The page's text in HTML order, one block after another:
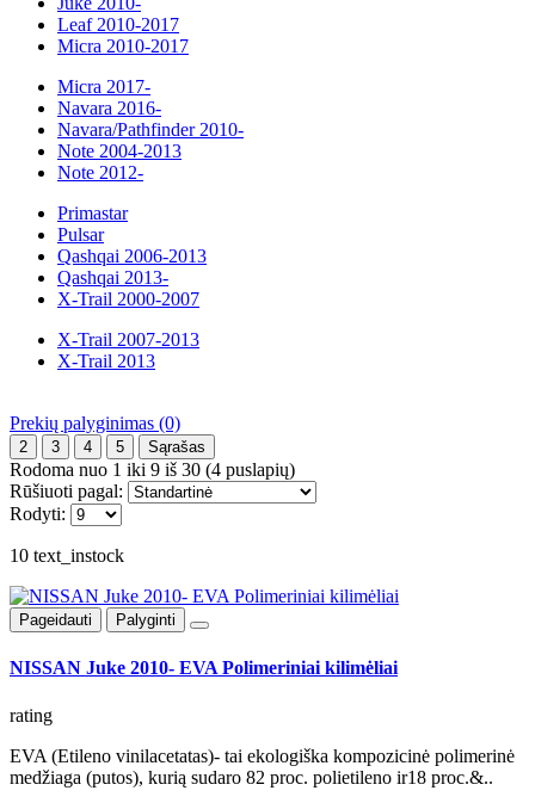
Leaf 2010-2017
Micra 2010-2017
Micra 2017-
Navara 2016-
Navara/Pathfinder 2010-
Note 2004-2013
Note 2012-
Primastar
Pulsar
Qashqai 2006-2013
Qashqai 2013-
X-Trail 2000-2007
X-Trail 2007-2013
X-Trail 2013
Prekių palyginimas (0)
2 3 4 5 Sąrašas
Rodoma nuo 1 iki 9 iš 30 (4 puslapių)
Rūšiuoti pagal:
Rodyti:
10 text_instock
Pageidauti Palyginti
NISSAN Juke 2010- EVA Polimeriniai kilimėliai
rating
EVA (Etileno vinilacetatas)- tai ekologiška kompozicinė polimerinė
medžiaga (putos), kurią sudaro 82 proc. polietileno ir18 proc.&..